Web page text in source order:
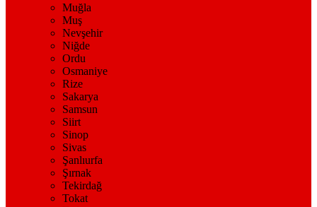
Muğla
Muş
Nevşehir
Niğde
Ordu
Osmaniye
Rize
Sakarya
Samsun
Siirt
Sinop
Sivas
Şanlıurfa
Şırnak
Tekirdağ
Tokat